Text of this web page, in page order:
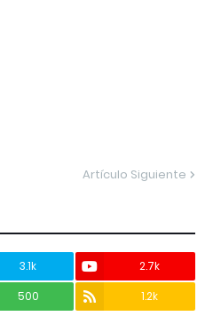
Artículo Siguiente
3.1k
2.7k
500 1.2k